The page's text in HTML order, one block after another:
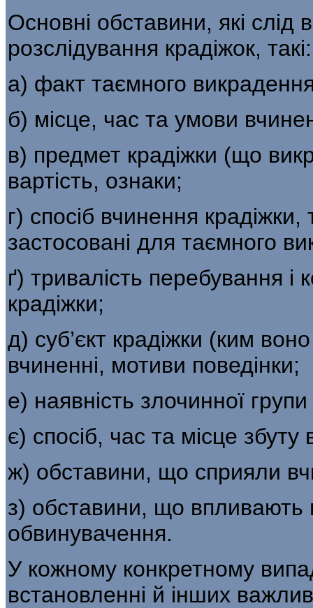
Основні обставини, які слід
розслідування кра­діжок, такі:
а) факт таємного
б) місце, час та умови
в) предмет крадіжки (що
вартість, ознаки;
г) спосіб вчинення
застосовані для таємного
ґ) тривалість перебування і
кра­діжки;
д) суб’єкт крадіжки (ким
вчиненні, мотиви поведінки;
е) наявність злочинної
є) спосіб, час та місце збуту
ж) обставини, що сприяли
з) обставини, що впливають
обвинувачення.
У кожному конкретному
вста­новленні й інших